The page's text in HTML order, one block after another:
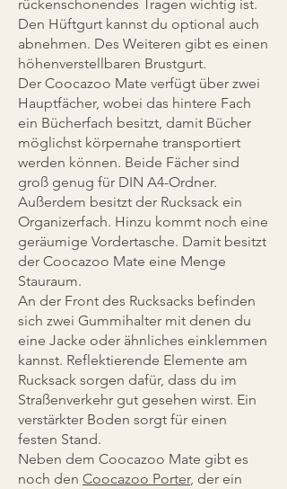
rückenschonendes Tragen wichtig ist.
Den Hüftgurt kannst du optional auch
abnehmen. Des Weiteren gibt es einen
höhenverstellbaren Brustgurt.
Der Coocazoo Mate verfügt über zwei
Hauptfächer, wobei das hintere Fach
ein Bücherfach besitzt, damit Bücher
möglichst körpernahe transportiert
werden können. Beide Fächer sind
groß genug für DIN A4-Ordner.
Außerdem besitzt der Rucksack ein
Organizerfach. Hinzu kommt noch eine
geräumige Vordertasche. Damit besitzt
der Coocazoo Mate eine Menge
Stauraum.
An der Front des Rucksacks befinden
sich zwei Gummihalter mit denen du
eine Jacke oder ähnliches einklemmen
kannst. Reflektierende Elemente am
Rucksack sorgen dafür, dass du im
Straßenverkehr gut gesehen wirst. Ein
verstärkter Boden sorgt für einen
festen Stand.
Neben dem Coocazoo Mate gibt es
noch den Coocazoo Porter, der ein